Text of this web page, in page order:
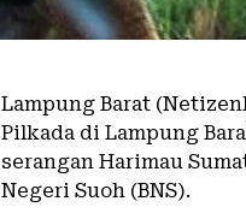
Lampung Barat
Pilkada di Lampung
serangan Harimau
Negeri Suoh (BNS).